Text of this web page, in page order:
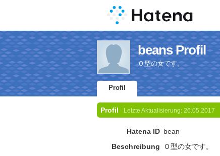
beans Profil
Ｏ型の女です。
Profil
Profil Letzte Aktualisierung: 26.05.2017
Hatena ID bean
Beschreibung
Ｏ型の女です。